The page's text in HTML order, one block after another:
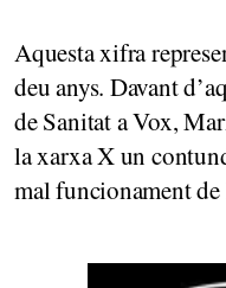
Aquesta xifra
deu anys. Davant
de Sanitat a Vox,
la xarxa X un
mal funcionament de